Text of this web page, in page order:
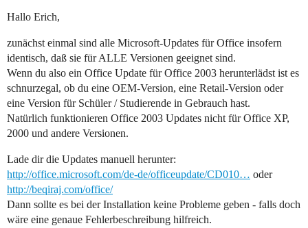
Hallo Erich,
zunächst einmal sind alle Microsoft-Updates für Office insofern
identisch, daß sie für ALLE Versionen geeignet sind.
Wenn du also ein Office Update für Office 2003 herunterlädst ist es
schnurzegal, ob du eine OEM-Version, eine Retail-Version oder
eine Version für Schüler / Studierende in Gebrauch hast.
Natürlich funktionieren Office 2003 Updates nicht für Office XP,
2000 und andere Versionen.
Lade dir die Updates manuell herunter:
http://office.microsoft.com/de-de/officeupdate/CD010… oder
http://beqiraj.com/office/
Dann sollte es bei der Installation keine Probleme geben - falls doch
wäre eine genaue Fehlerbeschreibung hilfreich.